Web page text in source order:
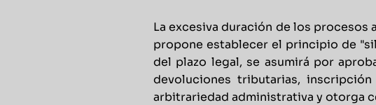
La excesiva duración de los procesos
propone establecer el principio de
del plazo legal, se asumirá por
devoluciones tributarias,
arbitrariedad administrativa y otorga